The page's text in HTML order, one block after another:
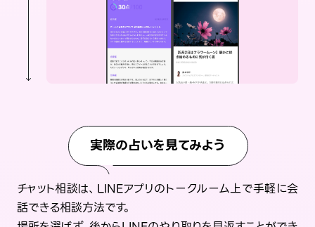
実際の占いを見てみよう
チャット相談は、LINEアプリのトークルーム上で手軽に会
話できる相談方法です。